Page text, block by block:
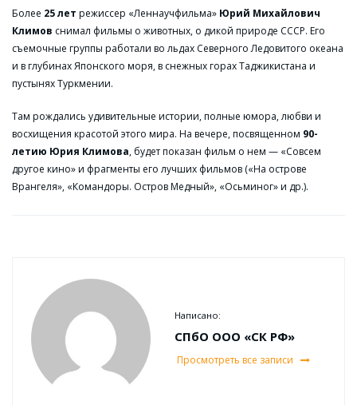
Более 25 лет режиссер «Леннаучфильма» Юрий Михайлович
Климов снимал фильмы о животных, о дикой природе СССР. Его
съемочные группы работали во льдах Северного Ледовитого океана
и в глубинах Японского моря, в снежных горах Таджикистана и
пустынях Туркмении.
Там рождались удивительные истории, полные юмора, любви и
восхищения красотой этого мира. На вечере, посвященном 90-
летию Юрия Климова, будет показан фильм о нем — «Совсем
другое кино» и фрагменты его лучших фильмов («На острове
Врангеля», «Командоры. Остров Медный», «Осьминог» и др.).
Написано:
СПбО ООО «СК РФ»
Просмотреть все записи